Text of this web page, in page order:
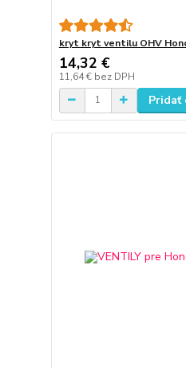
kryt kryt ventilu OHV
14,32 €
11,64 € bez DPH
Pridať